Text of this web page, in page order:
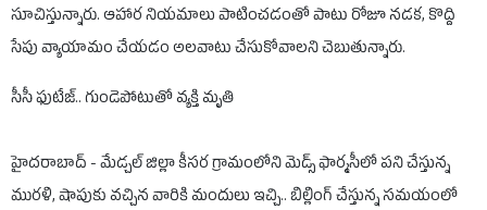
సూచిస్తున్నారు. ఆహార నియమాలు పాటించడంతో పాటు రోజూ నడక, కొద్ది
సేపు వ్యాయామం చేయడం అలవాటు చేసుకోవాలని చెబుతున్నారు.
సీసీ ఫుటేజ్.. గుండెపోటుతో వ్యక్తి మృతి
హైదరాబాద్ - మేడ్చల్ జిల్లా కీసర గ్రామంలోని మెడ్స్ ఫార్మసీలో పని చేస్తున్న
మురళి, షాపుకు వచ్చిన వారికి మందులు ఇచ్చి.. బిల్లింగ్ చేస్తున్న సమయంలో